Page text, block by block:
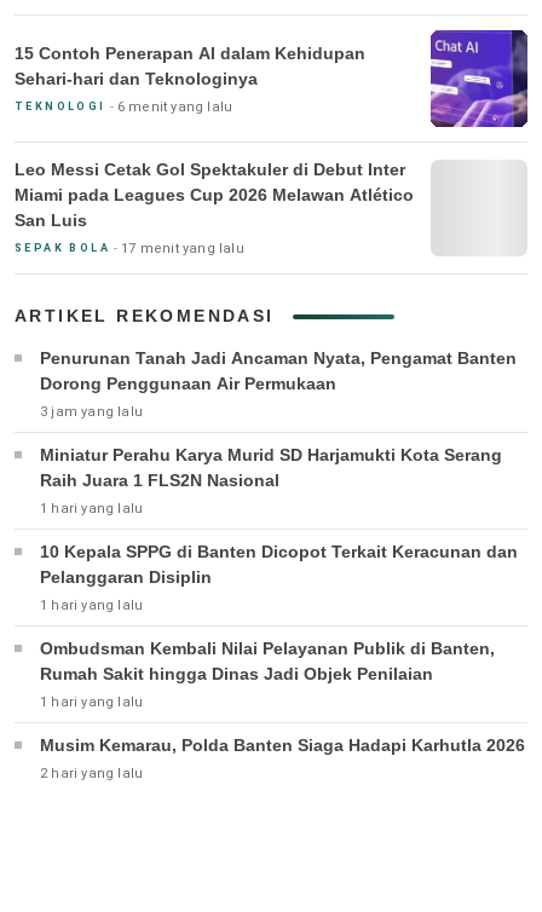
15 Contoh Penerapan AI dalam Kehidupan
Sehari-hari dan Teknologinya
TEKNOLOGI 6 menit yang lalu
Leo Messi Cetak Gol Spektakuler di Debut Inter
Miami pada Leagues Cup 2026 Melawan Atlético
San Luis
SEPAK BOLA 17 menit yang lalu
ARTIKEL REKOMENDASI
Penurunan Tanah Jadi Ancaman Nyata, Pengamat Banten
Dorong Penggunaan Air Permukaan
3 jam yang lalu
Miniatur Perahu Karya Murid SD Harjamukti Kota Serang
Raih Juara 1 FLS2N Nasional
1 hari yang lalu
10 Kepala SPPG di Banten Dicopot Terkait Keracunan dan
Pelanggaran Disiplin
1 hari yang lalu
Ombudsman Kembali Nilai Pelayanan Publik di Banten,
Rumah Sakit hingga Dinas Jadi Objek Penilaian
1 hari yang lalu
Musim Kemarau, Polda Banten Siaga Hadapi Karhutla 2026
2 hari yang lalu